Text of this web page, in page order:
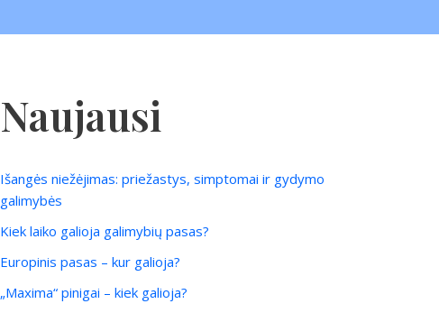
Naujausi
Išangės niežėjimas: priežastys, simptomai ir gydymo
galimybės
Kiek laiko galioja galimybių pasas?
Europinis pasas – kur galioja?
„Maxima“ pinigai – kiek galioja?